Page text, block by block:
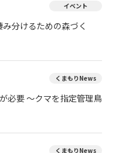
イベント
分けるための森づく
くまもりNews
必要 ～クマを指定管理鳥
くまもりNews